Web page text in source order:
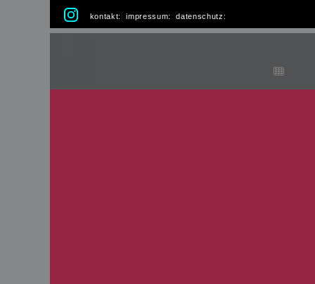
kontakt: impressum: datenschutz: